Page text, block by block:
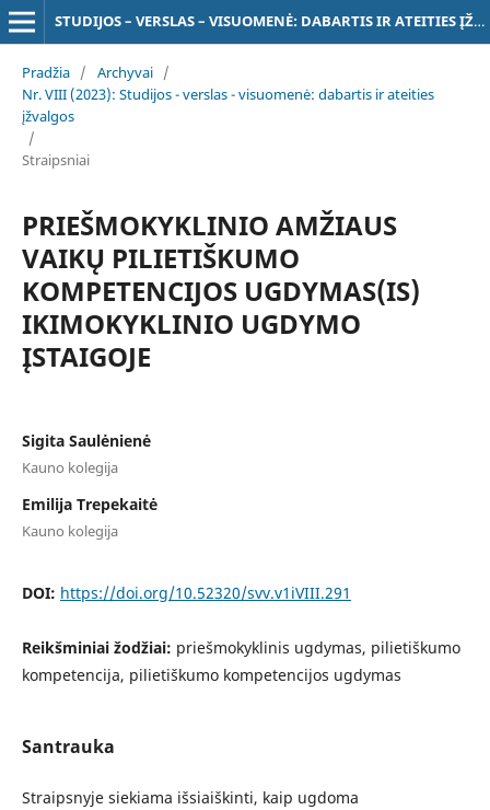
STUDIJOS – VERSLAS – VISUOMENĖ: DABARTIS IR ATEITIES ĮŽVALGOS
Pradžia / Archyvai /
Nr. VIII (2023): Studijos - verslas - visuomenė: dabartis ir ateities
įžvalgos
/
Straipsniai
PRIEŠMOKYKLINIO AMŽIAUS
VAIKŲ PILIETIŠKUMO
KOMPETENCIJOS UGDYMAS(IS)
IKIMOKYKLINIO UGDYMO
ĮSTAIGOJE
Sigita Saulėnienė
Kauno kolegija
Emilija Trepekaitė
Kauno kolegija
DOI: https://doi.org/10.52320/svv.v1iVIII.291
Reikšminiai žodžiai: priešmokyklinis ugdymas, pilietiškumo
kompetencija, pilietiškumo kompetencijos ugdymas
Santrauka
Straipsnyje siekiama išsiaiškinti, kaip ugdoma